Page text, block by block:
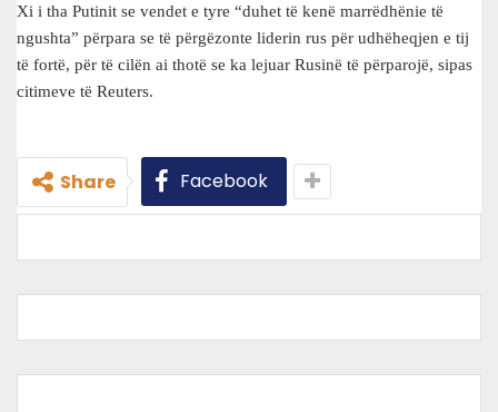
Xi i tha Putinit se vendet e tyre “duhet të kenë marrëdhënie të
ngushta” përpara se të përgëzonte liderin rus për udhëheqjen e tij
të fortë, për të cilën ai thotë se ka lejuar Rusinë të përparojë, sipas
citimeve të Reuters.
Share Facebook